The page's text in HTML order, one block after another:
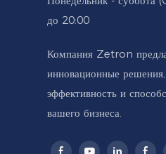
до 20:00
Компания Zetron
инновационные
эффективность и
вашего бизнеса.